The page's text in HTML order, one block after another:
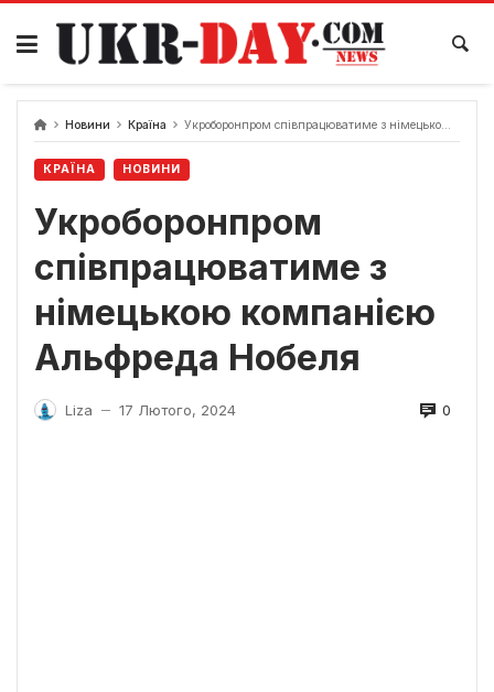
Перейти
вмісту
Новини Країна Укроборонпром співпрацюватиме з німецькою компанією Альфреда Нобеля
КРАЇНА НОВИНИ
Укроборонпром
співпрацюватиме з
німецькою компанією
Альфреда Нобеля
Liza — 17 Лютого, 2024 0